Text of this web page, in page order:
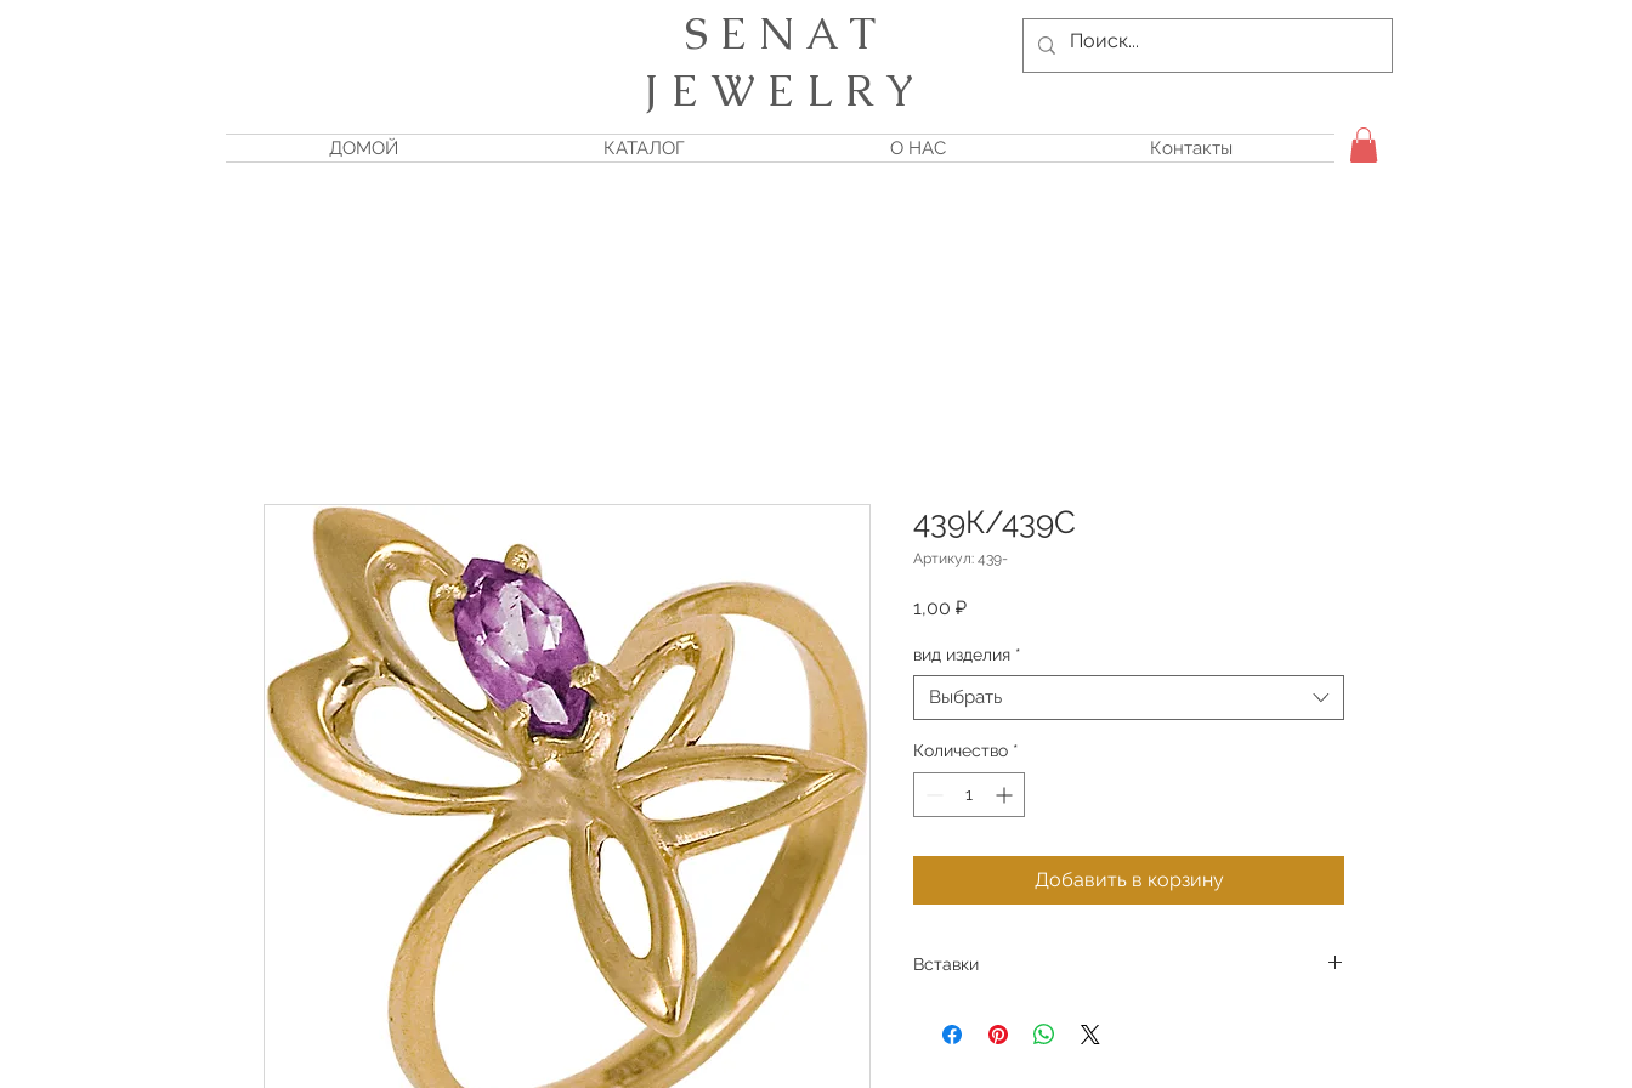
S E N A T
J E W E L R Y
ДОМОЙ КАТАЛОГ О НАС Контакты
439К/439С
Артикул: 439-
1,00 ₽Цена
вид изделия *
Выбрать
Количество *
Добавить в корзину
Вставки